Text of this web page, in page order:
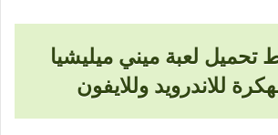
تحميل لعبة ميني ميليشيا
للاندرويد وللايفون